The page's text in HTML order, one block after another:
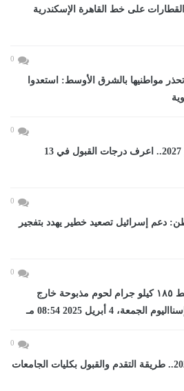
على خط القاهرة الإسكندرية
0
تحذر مواطنيها بالشرق الأوسط: استعدوا
0
تنسيق الثانوى العام 2027.. اعرف درجات القبول في 13
0
دعم إسرائيل تصعيد خطير يهدد بتفجير
0
بيطرى الأقصر.. ضبط ١٨٥ كيلو جرام لحوم مذبوحة خارج
4 أبريل 2025 08:54 مـ
0
تنسيق الجامعات 2026.. طريقة التقدم والقبول بكليات الجامعات